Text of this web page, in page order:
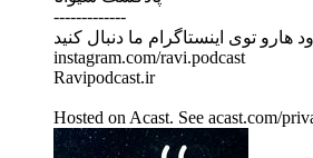
-------------
instagram.com/ravi.podcast
Ravipodcast.ir
Hosted on Acast. See acast.com/